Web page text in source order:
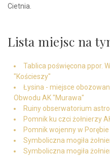
Cietnia.
Lista miejsc na
Tablica poświęcona ppor.
"Kościeszy"
Łysina - miejsce
Obwodu AK "Murawa"
Ruiny obserwatorium
Pomnik ku czci żołnierzy
Pomnik wojenny w Porębie
Symboliczna mogiła
Symboliczna mogiła